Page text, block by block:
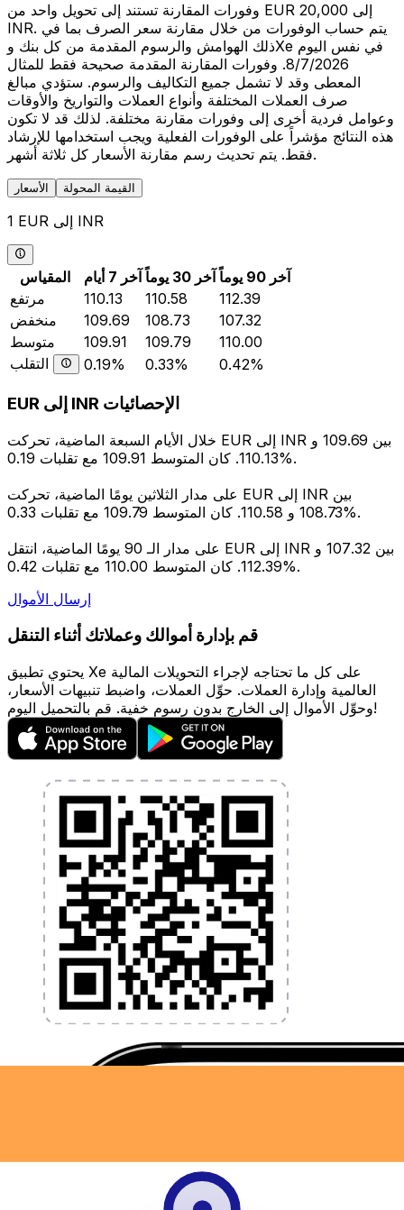
وفورات المقارنة تستند إلى تحويل واحد من EUR 20,000 إلى
INR. يتم حساب الوفورات من خلال مقارنة سعر الصرف بما في
ذلك الهوامش والرسوم المقدمة من كل بنك وXe في نفس اليوم
8/7/2026. وفورات المقارنة المقدمة صحيحة فقط للمثال
المعطى وقد لا تشمل جميع التكاليف والرسوم. ستؤدي مبالغ
صرف العملات المختلفة وأنواع العملات والتواريخ والأوقات
وعوامل فردية أخرى إلى وفورات مقارنة مختلفة. لذلك قد لا تكون
هذه النتائج مؤشراً على الوفورات الفعلية ويجب استخدامها للإرشاد
فقط. يتم تحديث رسم مقارنة الأسعار كل ثلاثة أشهر.
الأسعار القيمة المحولة
1 EUR إلى INR
المقياس آخر 7 أيام آخر 30 يوماً
آخر 90 يوماً
مرتفع
110.13 110.58
112.39
منخفض
109.69 108.73
107.32
متوسط
109.91 109.79
110.00
التقلب
0.19% 0.33% 0.42%
EUR إلى INR الإحصائيات
خلال الأيام السبعة الماضية، تحركت EUR إلى INR بين 109.69 و
110.13. كان المتوسط 109.91 مع تقلبات 0.19%.
على مدار الثلاثين يومًا الماضية، تحركت EUR إلى INR بين
108.73 و 110.58. كان المتوسط 109.79 مع تقلبات 0.33%.
على مدار الـ 90 يومًا الماضية، انتقل EUR إلى INR بين 107.32 و
112.39. كان المتوسط 110.00 مع تقلبات 0.42%.
إرسال الأموال
قم بإدارة أموالك وعملاتك أثناء التنقل
يحتوي تطبيق Xe على كل ما تحتاجه لإجراء التحويلات المالية
العالمية وإدارة العملات. حوِّل العملات، واضبط تنبيهات الأسعار،
وحوِّل الأموال إلى الخارج بدون رسوم خفية. قم بالتحميل اليوم!